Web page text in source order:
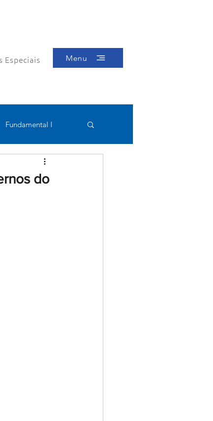
Especiais Menu
Fundamental I
do